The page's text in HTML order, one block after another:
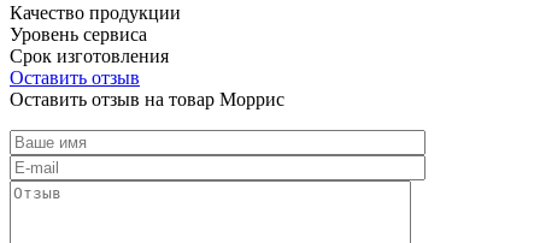
Качество продукции
Уровень сервиса
Срок изготовления
Оставить отзыв
Оставить отзыв на товар Моррис